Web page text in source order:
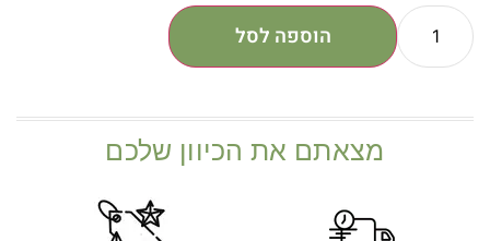
הוספה לסל
מצאתם את הכיוון שלכם